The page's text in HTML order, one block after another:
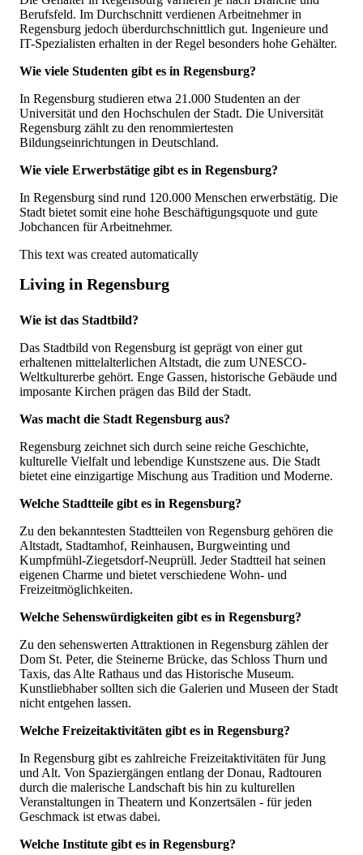
Berufsfeld. Im Durchschnitt verdienen Arbeitnehmer in
Regensburg jedoch überdurchschnittlich gut. Ingenieure und
IT-Spezialisten erhalten in der Regel besonders hohe Gehälter.
Wie viele Studenten gibt es in Regensburg?
In Regensburg studieren etwa 21.000 Studenten an der
Universität und den Hochschulen der Stadt. Die Universität
Regensburg zählt zu den renommiertesten
Bildungseinrichtungen in Deutschland.
Wie viele Erwerbstätige gibt es in Regensburg?
In Regensburg sind rund 120.000 Menschen erwerbstätig. Die
Stadt bietet somit eine hohe Beschäftigungsquote und gute
Jobchancen für Arbeitnehmer.
This text was created automatically
Living in Regensburg
Wie ist das Stadtbild?
Das Stadtbild von Regensburg ist geprägt von einer gut
erhaltenen mittelalterlichen Altstadt, die zum UNESCO-
Weltkulturerbe gehört. Enge Gassen, historische Gebäude und
imposante Kirchen prägen das Bild der Stadt.
Was macht die Stadt Regensburg aus?
Regensburg zeichnet sich durch seine reiche Geschichte,
kulturelle Vielfalt und lebendige Kunstszene aus. Die Stadt
bietet eine einzigartige Mischung aus Tradition und Moderne.
Welche Stadtteile gibt es in Regensburg?
Zu den bekanntesten Stadtteilen von Regensburg gehören die
Altstadt, Stadtamhof, Reinhausen, Burgweinting und
Kumpfmühl-Ziegetsdorf-Neuprüll. Jeder Stadtteil hat seinen
eigenen Charme und bietet verschiedene Wohn- und
Freizeitmöglichkeiten.
Welche Sehenswürdigkeiten gibt es in Regensburg?
Zu den sehenswerten Attraktionen in Regensburg zählen der
Dom St. Peter, die Steinerne Brücke, das Schloss Thurn und
Taxis, das Alte Rathaus und das Historische Museum.
Kunstliebhaber sollten sich die Galerien und Museen der Stadt
nicht entgehen lassen.
Welche Freizeitaktivitäten gibt es in Regensburg?
In Regensburg gibt es zahlreiche Freizeitaktivitäten für Jung
und Alt. Von Spaziergängen entlang der Donau, Radtouren
durch die malerische Landschaft bis hin zu kulturellen
Veranstaltungen in Theatern und Konzertsälen - für jeden
Geschmack ist etwas dabei.
Welche Institute gibt es in Regensburg?